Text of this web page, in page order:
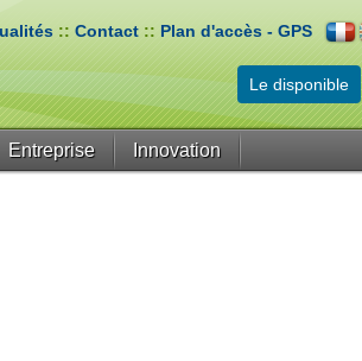
:: Contact :: Plan d'accès - GPS
Le disponible
Entreprise Innovation